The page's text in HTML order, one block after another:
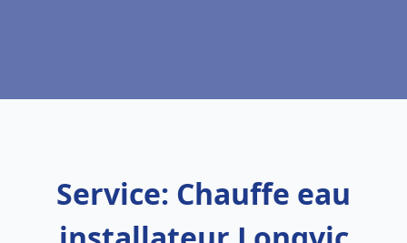
Service: Chauffe eau